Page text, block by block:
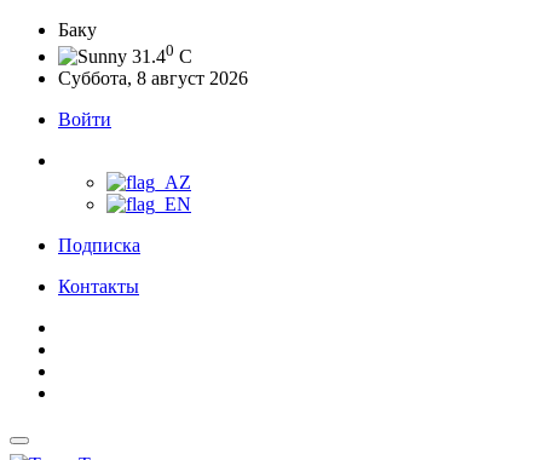
Баку
31.40 C
Суббота, 8 август 2026
Войти
Подписка
Контакты